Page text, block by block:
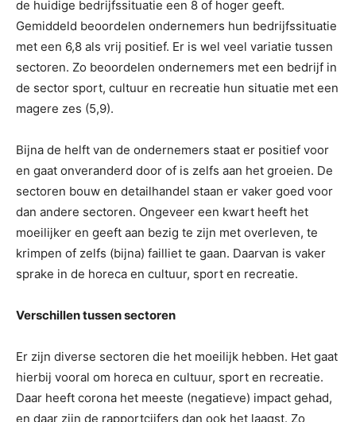
de huidige bedrijfssituatie een 8 of hoger geeft.
Gemiddeld beoordelen ondernemers hun bedrijfssituatie
met een 6,8 als vrij positief. Er is wel veel variatie tussen
sectoren. Zo beoordelen ondernemers met een bedrijf in
de sector sport, cultuur en recreatie hun situatie met een
magere zes (5,9).
Bijna de helft van de ondernemers staat er positief voor
en gaat onveranderd door of is zelfs aan het groeien. De
sectoren bouw en detailhandel staan er vaker goed voor
dan andere sectoren. Ongeveer een kwart heeft het
moeilijker en geeft aan bezig te zijn met overleven, te
krimpen of zelfs (bijna) failliet te gaan. Daarvan is vaker
sprake in de horeca en cultuur, sport en recreatie.
Verschillen tussen sectoren
Er zijn diverse sectoren die het moeilijk hebben. Het gaat
hierbij vooral om horeca en cultuur, sport en recreatie.
Daar heeft corona het meeste (negatieve) impact gehad,
en daar zijn de rapportcijfers dan ook het laagst. Zo